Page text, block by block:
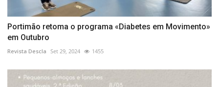
Portimão retoma o programa «Diabetes em Movimento»
em Outubro
Revista Descla Set 29, 2024 1455